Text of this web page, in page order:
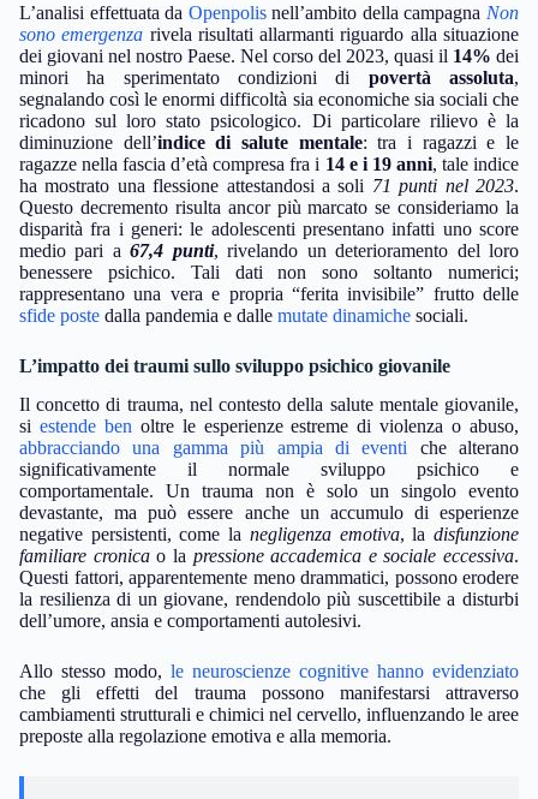
L’analisi effettuata da Openpolisnell’ambito della campagna Non
sono emergenza rivela risultati allarmanti riguardo alla situazione
dei giovani nel nostro Paese. Nel corso del 2023, quasi il 14% dei
minori ha sperimentato condizioni di povertà assoluta,
segnalando così le enormi difficoltà sia economiche sia sociali che
ricadono sul loro stato psicologico. Di particolare rilievo è la
diminuzione dell’indice di salute mentale: tra i ragazzi e le
ragazze nella fascia d’età compresa fra i 14 e i 19 anni, tale indice
ha mostrato una flessione attestandosi a soli 71 punti nel 2023.
Questo decremento risulta ancor più marcato se consideriamo la
disparità fra i generi: le adolescenti presentano infatti uno score
medio pari a67,4 punti, rivelando un deterioramento del loro
benessere psichico. Tali dati non sono soltanto numerici;
rappresentano una vera e propria “ferita invisibile” frutto delle
sfide poste dalla pandemia e dalle mutate dinamiche sociali.
L’impatto dei traumi sullo sviluppo psichico giovanile
Il concetto di trauma, nel contesto della salute mentale giovanile,
si estende ben oltre le esperienze estreme di violenza o abuso,
abbracciando una gamma più ampia di eventi che alterano
significativamente il normale sviluppo psichico e
comportamentale. Un trauma non è solo un singolo evento
devastante, ma può essere anche un accumulo di esperienze
negative persistenti, come la negligenza emotiva, ladisfunzione
familiare cronicao la pressione accademica e sociale eccessiva.
Questi fattori, apparentemente meno drammatici, possono erodere
la resilienza di un giovane, rendendolo più suscettibile a disturbi
dell’umore, ansia e comportamenti autolesivi.
Allo stesso modo, le neuroscienze cognitive hanno evidenziato
che gli effetti del trauma possono manifestarsi attraverso
cambiamenti strutturali e chimici nel cervello, influenzando le aree
preposte alla regolazione emotiva e alla memoria.